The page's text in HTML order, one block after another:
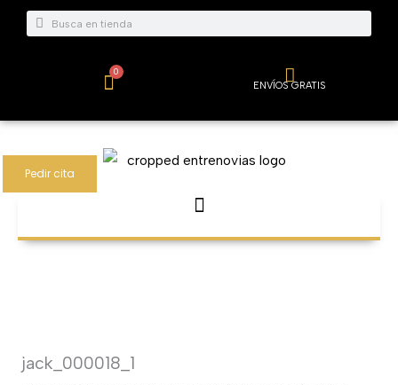
Buscar
Buscar
0
Carrito ENVÍOS GRATIS
Pedir cita
jack_000018_1